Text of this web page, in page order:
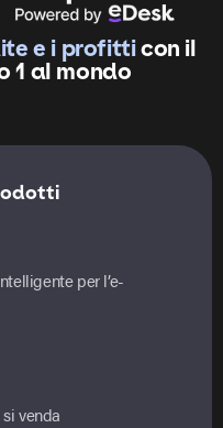
e i profitticon il
1 al mondo
per l’e-
venda